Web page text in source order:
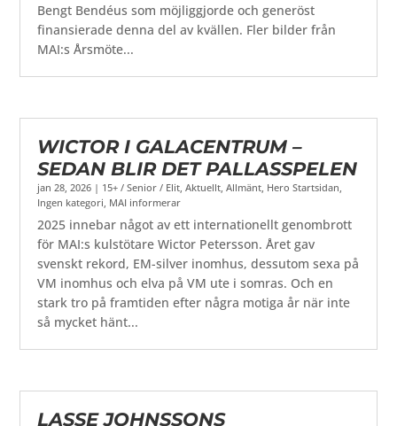
Bengt Bendéus som möjliggjorde och generöst
finansierade denna del av kvällen. Fler bilder från
MAI:s Årsmöte...
WICTOR I GALACENTRUM –
SEDAN BLIR DET PALLASSPELEN
jan 28, 2026 | 15+ / Senior / Elit,Aktuellt,Allmänt, Hero Startsidan,
Ingen kategori, MAI informerar
2025 innebar något av ett internationellt genombrott
för MAI:s kulstötare Wictor Petersson. Året gav
svenskt rekord, EM-silver inomhus, dessutom sexa på
VM inomhus och elva på VM ute i somras. Och en
stark tro på framtiden efter några motiga år när inte
så mycket hänt...
LASSE JOHNSSONS